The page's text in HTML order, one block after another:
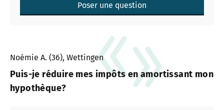
Poser une question
Noémie A. (36), Wettingen
Puis-je réduire mes impôts en amortissant mon
hypothèque?